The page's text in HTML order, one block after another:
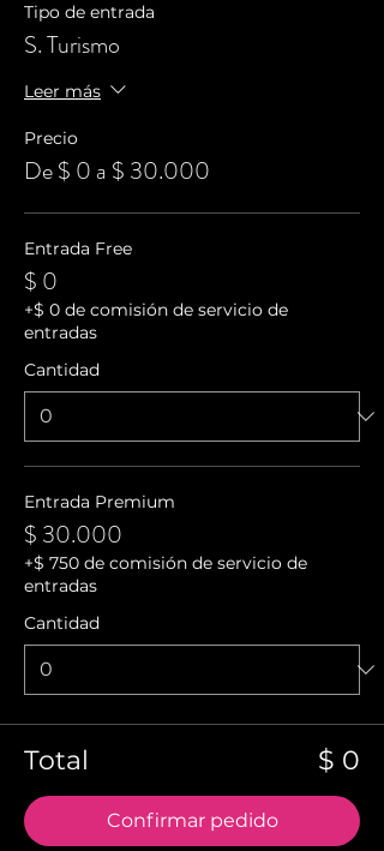
Tipo de entrada
S. Turismo
Leer más
Precio
De $ 0 a $ 30.000
Entrada Free
$ 0
+$ 0 de comisión de servicio de
entradas
Cantidad
Entrada Premium
$ 30.000
+$ 750 de comisión de servicio de
entradas
Cantidad
Total $ 0
Confirmar pedido